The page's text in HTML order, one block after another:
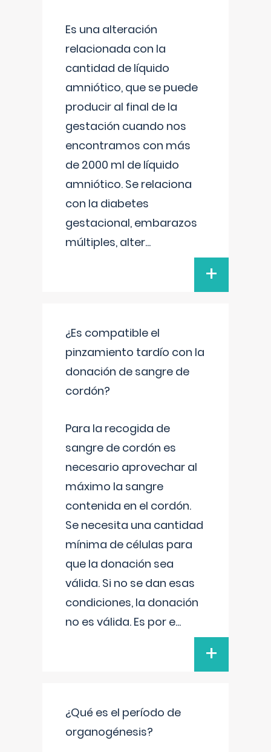
Es una alteración
relacionada con la
cantidad de líquido
amniótico, que se puede
producir al final de la
gestación cuando nos
encontramos con más
de 2000 ml de líquido
amniótico. Se relaciona
con la diabetes
gestacional, embarazos
múltiples, alter...
+
¿Es compatible el
pinzamiento tardío con la
donación de sangre de
cordón?
Para la recogida de
sangre de cordón es
necesario aprovechar al
máximo la sangre
contenida en el cordón.
Se necesita una cantidad
mínima de células para
que la donación sea
válida. Si no se dan esas
condiciones, la donación
no es válida. Es por e...
+
¿Qué es el período de
organogénesis?